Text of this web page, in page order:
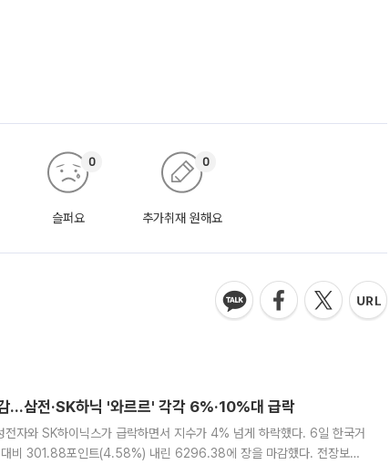
슬퍼요
0
추가취재 원해요
0
삼전·SK하닉 '와르르' 각각 6%·10%대 급락
자와 SK하이닉스가 급락하면서 지수가 4% 넘게 하락했다. 6일 한국거
대비 301.88포인트(4.58%) 내린 6296.38에 장을 마감했다. 전장보다